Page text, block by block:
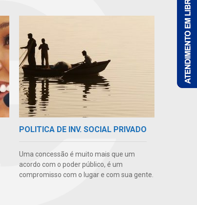
POLITICA DE INV. SOCIAL PRIVADO
Uma concessão é muito mais que um
acordo com o poder público, é um
compromisso com o lugar e com sua gente.